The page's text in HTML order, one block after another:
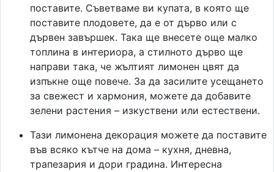
поставите. Съветваме ви купата, в която ще
поставите плодовете, да е от дърво или с
дървен завършек. Така ще внесете още малко
топлина в интериора, а стилното дърво ще
направи така, че жълтият лимонен цвят да
изпъкне още повече. За да засилите усещането
за свежест и хармония, можете да добавите
зелени растения – изкуствени или естествени.
Тази лимонена декорация можете да поставите
във всяко кътче на дома – кухня, дневна,
трапезария и дори градина. Интересна